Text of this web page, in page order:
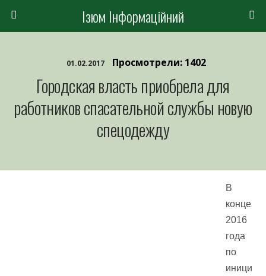
Ізюм Інформаційний
01.02.2017 Просмотрели: 1402
Городская власть приобрела для
работников спасательной службы новую
спецодежду
В
конце
2016
года
по
иници